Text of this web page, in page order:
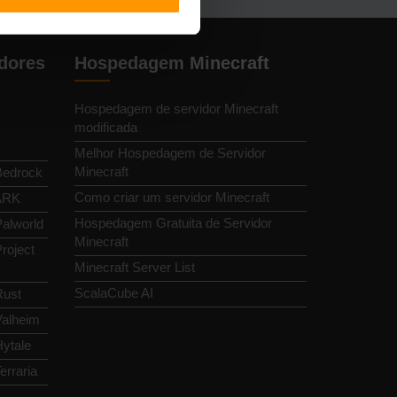
Hospedagem Minecraft
Hospedagem de servidor Minecraft
modificada
Melhor Hospedagem de Servidor
Minecraft
Como criar um servidor Minecraft
Hospedagem Gratuita de Servidor
Minecraft
Minecraft Server List
ScalaCube AI